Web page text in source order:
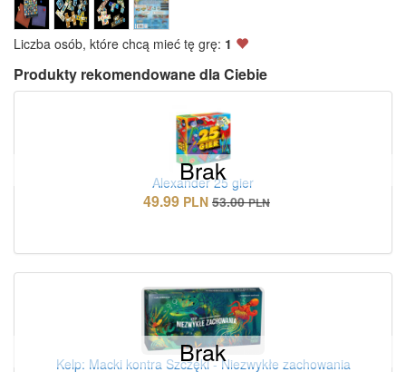
Liczba osób, które chcą mieć tę grę: 1
Produkty rekomendowane dla Ciebie
Brak
Alexander 25 gier
49.99 PLN 53.00 PLN
Brak
Kelp: Macki kontra Szczęki - Niezwykłe zachowania